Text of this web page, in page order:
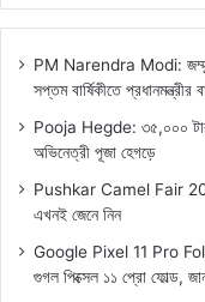
PM Narendra Modi: জম্মু ও
সপ্তম বার্ষিকীতে প্রধানমন্ত্রীর
Pooja Hegde: ৩৫,০০০
অভিনেত্রী পূজা হেগড়ে
Pushkar Camel Fair
এখনই জেনে নিন
Google Pixel 11 Pro Fold:
গুগল পিক্সেল ১১ প্রো ফোল্ড,